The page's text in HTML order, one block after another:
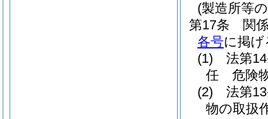
(製造所等
第17条
関
各号に掲げ
(1)
法第
任 危険
(2)
法第
物の取扱